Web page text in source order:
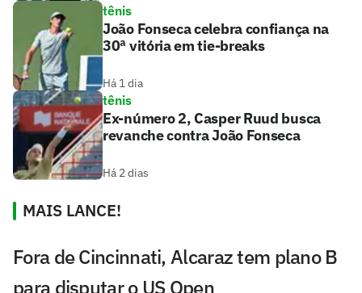
tênis
João Fonseca celebra confiança na
30ª vitória em tie-breaks
Há 1 dia
tênis
Ex-número 2, Casper Ruud busca
revanche contra João Fonseca
Há 2 dias
MAIS LANCE!
Fora de Cincinnati, Alcaraz tem plano B
para disputar o US Open